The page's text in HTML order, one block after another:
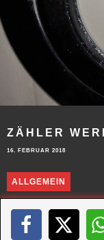
ZÄHLER
16. FEBRUAR 2018
ALLGEMEIN